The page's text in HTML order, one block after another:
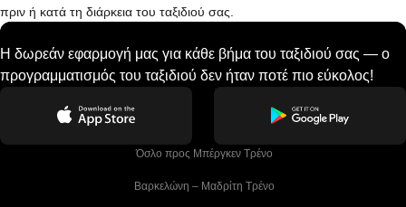
πριν ή κατά τη διάρκεια του ταξιδιού σας.
Η δωρεάν εφαρμογή μας για κάθε βήμα του ταξιδιού σας — ο
προγραμματισμός του ταξιδιού δεν ήταν ποτέ πιο εύκολος!
Όσλο προς Μπέργκεν Tρένο
Βαρκελώνη – Μαδρίτη Tρένο